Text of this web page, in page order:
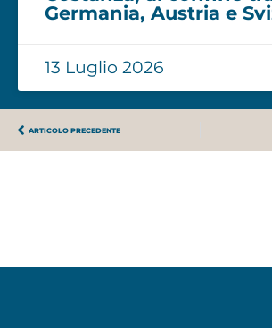
Germania, Austria e
13 Luglio 2026
ARTICOLO PRECEDENTE